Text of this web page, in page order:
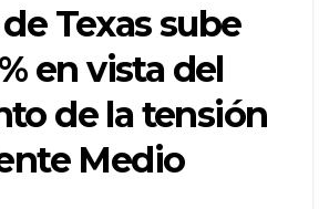
Texas sube
% en vista del
de la tensión
Medio